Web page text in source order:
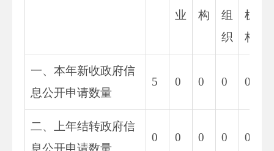
业
构
组
织
机
构
一、本年新收政府信
息公开申请数量
5 0 0 0 0
二、上年结转政府信
息公开申请数量
0 0 0 0 0